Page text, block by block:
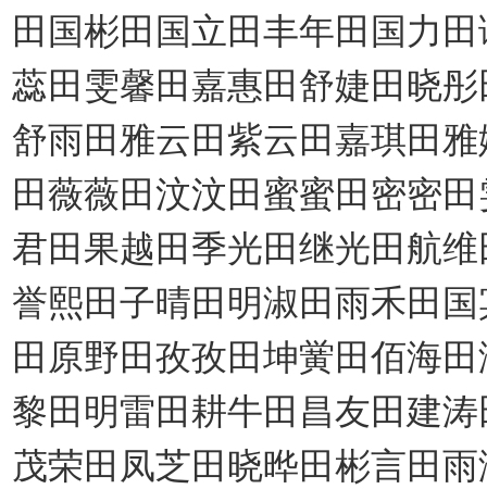
田国彬田国立田丰年田国力
蕊田雯馨田嘉惠田舒婕田晓
舒雨田雅云田紫云田嘉琪田
田薇薇田汶汶田蜜蜜田密密
君田果越田季光田继光田航
誉熙田子晴田明淑田雨禾田
田原野田孜孜田坤黉田佰海
黎田明雷田耕牛田昌友田建
茂荣田凤芝田晓晔田彬言田